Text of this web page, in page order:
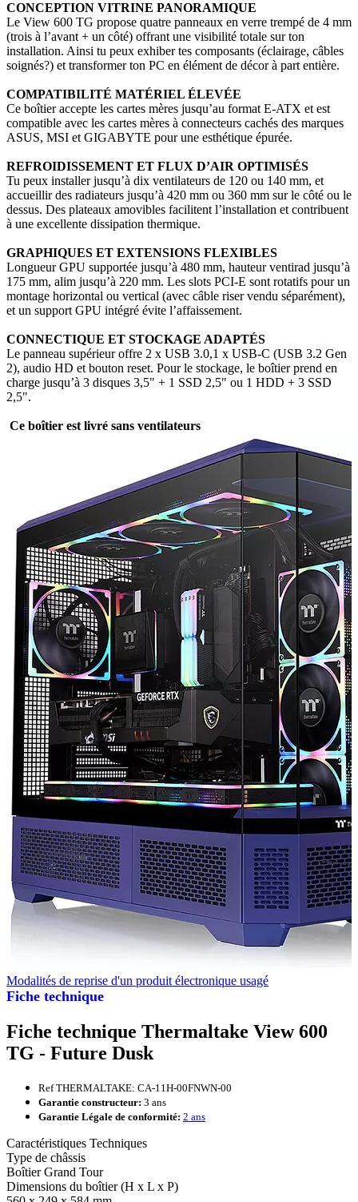
Fiche technique
CONCEPTION VITRINE PANORAMIQUE
Le View 600 TG propose quatre panneaux en verre trempé de 4 mm
(trois à l’avant + un côté) offrant une visibilité totale sur ton
installation. Ainsi tu peux exhiber tes composants (éclairage, câbles
soignés?) et transformer ton PC en élément de décor à part entière.
COMPATIBILITÉ MATÉRIEL ÉLEVÉE
Ce boîtier accepte les cartes mères jusqu’au format E-ATX et est
compatible avec les cartes mères à connecteurs cachés des marques
ASUS, MSI et GIGABYTE pour une esthétique épurée.
REFROIDISSEMENT ET FLUX D’AIR OPTIMISÉS
Tu peux installer jusqu’à dix ventilateurs de 120 ou 140 mm, et
accueillir des radiateurs jusqu’à 420 mm ou 360 mm sur le côté ou le
dessus. Des plateaux amovibles facilitent l’installation et contribuent
à une excellente dissipation thermique.
GRAPHIQUES ET EXTENSIONS FLEXIBLES
Longueur GPU supportée jusqu’à 480 mm, hauteur ventirad jusqu’à
175 mm, alim jusqu’à 220 mm. Les slots PCI-E sont rotatifs pour un
montage horizontal ou vertical (avec câble riser vendu séparément),
et un support GPU intégré évite l’affaissement.
CONNECTIQUE ET STOCKAGE ADAPTÉS
Le panneau supérieur offre 2 x USB 3.0,1 x USB-C (USB 3.2 Gen
2), audio HD et bouton reset. Pour le stockage, le boîtier prend en
charge jusqu’à 3 disques 3,5" + 1 SSD 2,5" ou 1 HDD + 3 SSD
2,5".
Ce boîtier est livré sans ventilateurs
Modalités de reprise d'un produit électronique usagé
Fiche technique Thermaltake View 600
TG - Future Dusk
Ref THERMALTAKE: CA-11H-00FNWN-00
Garantie constructeur: 3 ans
Garantie Légale de conformité: 2 ans
Caractéristiques Techniques
Type de châssis
Boîtier Grand Tour
Dimensions du boîtier (H x L x P)